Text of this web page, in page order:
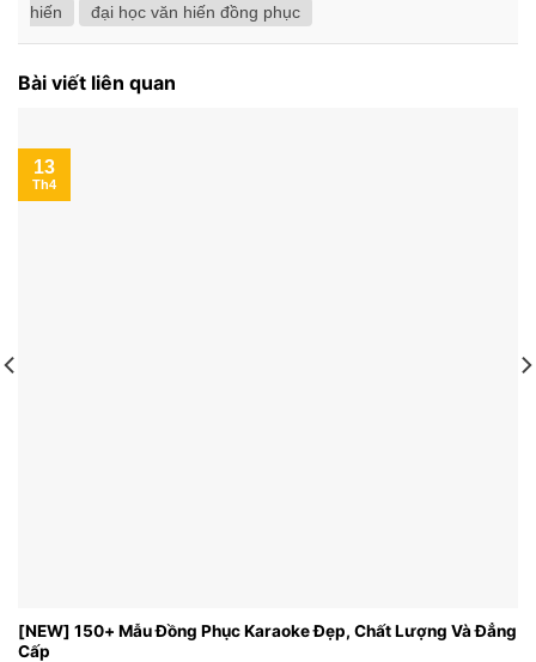
hiến
đại học văn hiến đồng phục
Bài viết liên quan
[NEW] 150+ Mẫu Đồng Phục Karaoke Đẹp, Chất Lượng Và Đẳng
Cấp
13
Th4